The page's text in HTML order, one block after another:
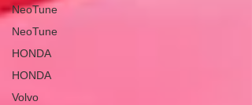
NeoTune
NeoTune
HONDA
HONDA
Volvo